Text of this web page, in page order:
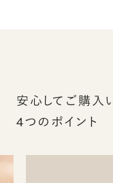
安心してご購入
4つのポイント